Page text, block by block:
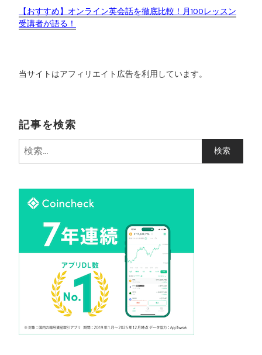
【おすすめ】オンライン英会話を徹底比較！月100レッスン
受講者が語る！
当サイトはアフィリエイト広告を利用しています。
記事を検索
検
索